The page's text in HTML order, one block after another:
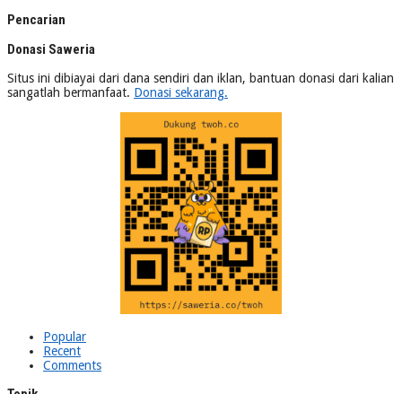
Pencarian
Donasi Saweria
Situs ini dibiayai dari dana sendiri dan iklan, bantuan donasi dari kalian
sangatlah bermanfaat. Donasi sekarang.
Popular
Recent
Comments